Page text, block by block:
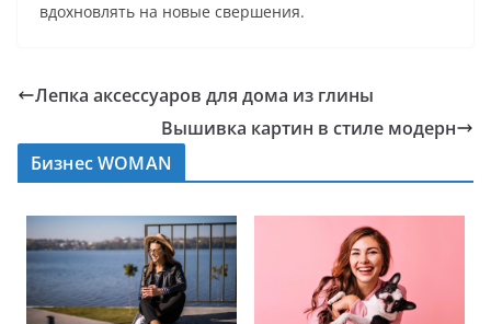
вдохновлять на новые свершения.
Лепка аксессуаров для дома из глины
Вышивка картин в стиле модерн
Бизнес WOMAN